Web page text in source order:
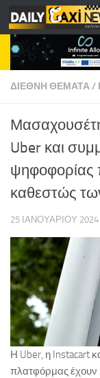
Skip to content
ΔΙΕΘΝΗ ΘΕΜΑΤΑ/
Uber και
ψηφοφορίας
καθεστώς
25 ΙΑΝΟΥΑΡΊΟΥ 2024
Η Uber, η Instacart
πλατφόρμας έχουν